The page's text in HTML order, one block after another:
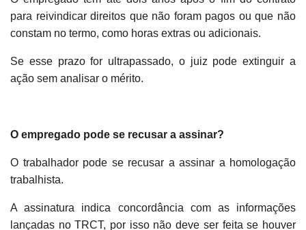
para reivindicar direitos que não foram pagos ou que não
constam no termo, como horas extras ou adicionais.
Se esse prazo for ultrapassado, o juiz pode extinguir a
ação sem analisar o mérito.
O empregado pode se recusar a assinar?
O trabalhador pode se recusar a assinar a homologação
trabalhista.
A assinatura indica concordância com as informações
lançadas no TRCT, por isso não deve ser feita se houver